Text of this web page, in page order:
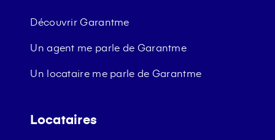
Découvrir Garantme
Un agent me parle de Garantme
Un locataire me parle de Garantme
Locataires